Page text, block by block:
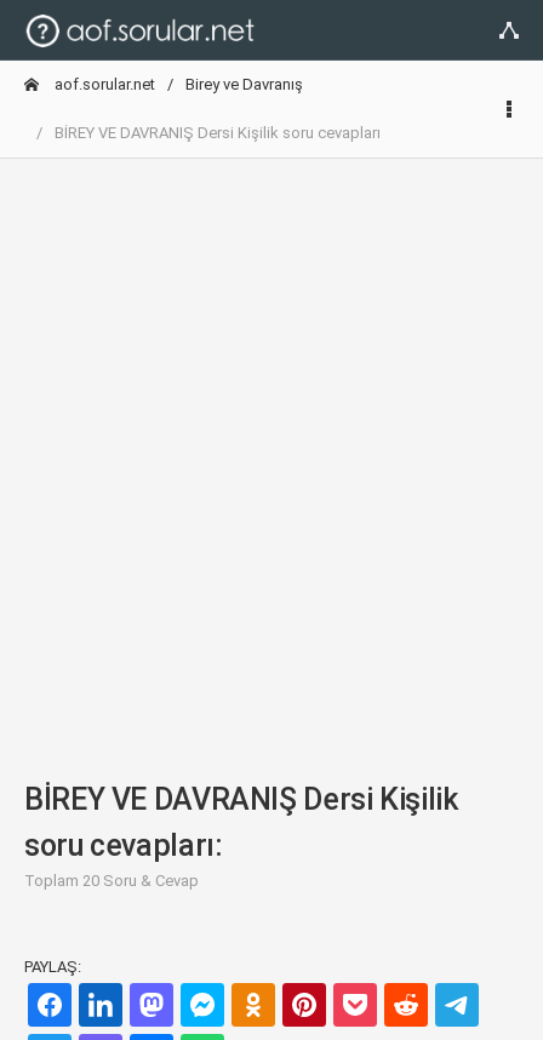
aof.sorular.net Birey ve Davranış
BİREY VE DAVRANIŞ Dersi Kişilik soru cevapları
BİREY VE DAVRANIŞ Dersi Kişilik
soru cevapları:
Toplam 20 Soru & Cevap
PAYLAŞ: